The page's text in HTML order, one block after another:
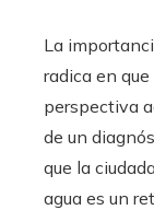
La
radica en
perspectiva
de un
que la
agua es un